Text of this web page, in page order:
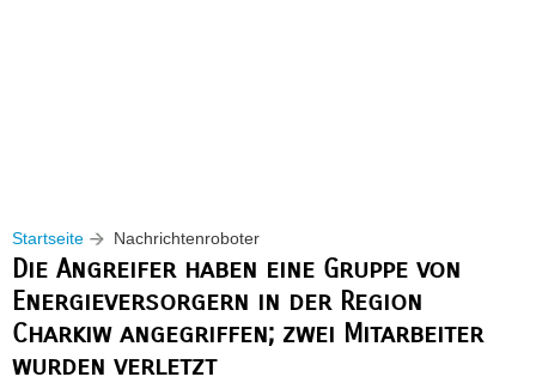
Startseite Nachrichtenroboter
Die Angreifer haben eine Gruppe von
Energieversorgern in der Region
Charkiw angegriffen; zwei Mitarbeiter
wurden verletzt